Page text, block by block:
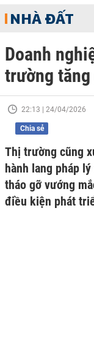
NHÀ ĐẤT
Doanh
trường
22:13 | 24/04/2026
Chia sẻ
Thị trường cũng
hành lang pháp
tháo gỡ vướng
điều kiện phát